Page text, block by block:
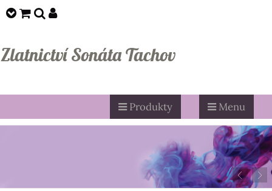
Zlatnictví Sonáta Tachov
Produkty Menu